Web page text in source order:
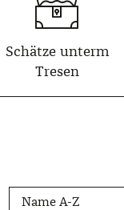
Schätze unterm
Tresen